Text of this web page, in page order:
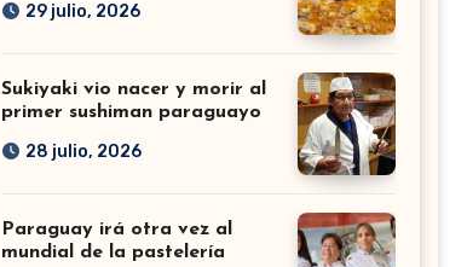
29 julio, 2026
Sukiyaki vio nacer y morir al
primer sushiman paraguayo
28 julio, 2026
Paraguay irá otra vez al
mundial de la pastelería